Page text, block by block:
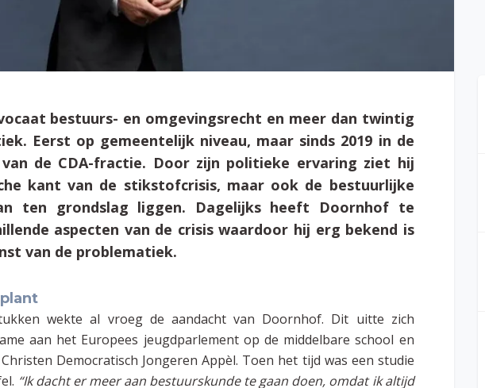
bestuurs- en omgevingsrecht en meer dan twintig
Eerst op gemeentelijk niveau, maar sinds 2019 in de
de CDA-fractie. Door zijn politieke ervaring ziet hij
kant van de stikstofcrisis, maar ook de bestuurlijke
ten grondslag liggen. Dagelijks heeft Doornhof te
aspecten van de crisis waardoor hij erg bekend is
van de problematiek.
wekte al vroeg de aandacht van Doornhof. Dit uitte zich
aan het Europees jeugdparlement op de middelbare school en
Democratisch Jongeren Appèl. Toen het tijd was een studie
“Ik dacht er meer aan bestuurskunde te gaan doen, omdat ik altijd